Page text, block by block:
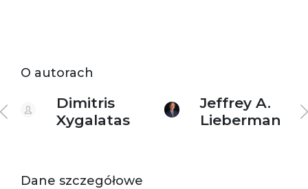
O autorach
Dimitris
Xygalatas
Jeffrey A.
Lieberman
Dane szczegółowe